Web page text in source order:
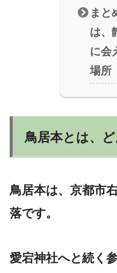
まと
は、
に会
場所
鳥居本とは、
鳥居本は、京都市
落です。
愛宕神社へと続く